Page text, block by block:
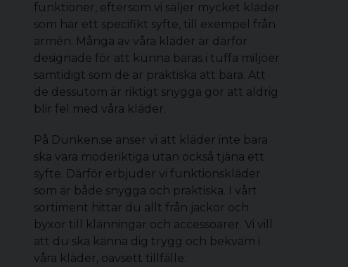
funktioner, eftersom vi säljer mycket kläder
som har ett specifikt syfte, till exempel från
armén. Många av våra kläder är därför
designade för att kunna bäras i tuffa miljöer
samtidigt som de är praktiska att bära. Att
de dessutom är riktigt snygga gör att aldrig
blir fel med våra kläder.
På Dunken.se anser vi att kläder inte bara
ska vara moderiktiga utan också tjäna ett
syfte. Därför erbjuder vi funktionskläder
som är både snygga och praktiska. I vårt
sortiment hittar du allt från jackor och
byxor till klänningar och accessoarer. Vi vill
att du ska känna dig trygg och bekväm i
våra kläder, oavsett tillfälle.